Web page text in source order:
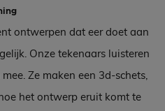
ontwerpen dat eer doet aan
Onze tekenaars luisteren
Ze maken een 3d-schets,
het ontwerp eruit komt te